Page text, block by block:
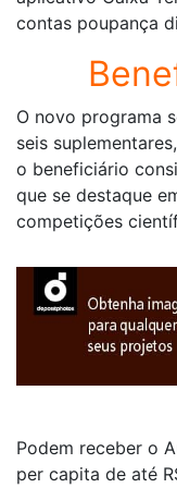
contas poupança
O novo programa
seis
o beneficiário
que se destaque
competições
Podem receber o
per capita de até